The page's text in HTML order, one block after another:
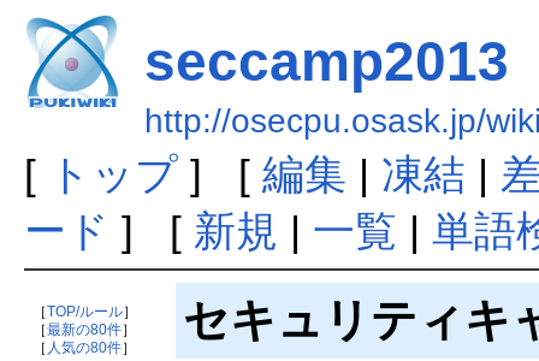
seccamp2013
http://osecpu.osask.jp/
[ トップ] [ 編集 | 凍結 |
ード ] [ 新規 | 一覧 | 単語
［TOP/ルール］
［最新の80件］
［ 人気の80件］
セキュリティキ